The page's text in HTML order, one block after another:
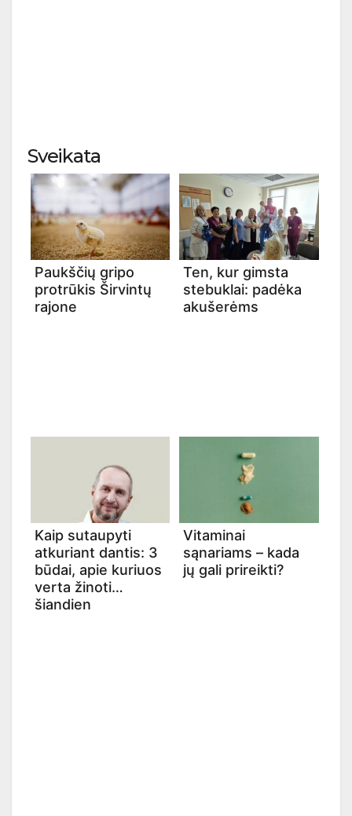
Sveikata
Paukščių gripo
protrūkis Širvintų
rajone
Ten, kur gimsta
stebuklai: padėka
akušerėms
Kaip sutaupyti
atkuriant dantis: 3
būdai, apie kuriuos
verta žinoti
šiandien
Vitaminai
sąnariams – kada
jų gali prireikti?